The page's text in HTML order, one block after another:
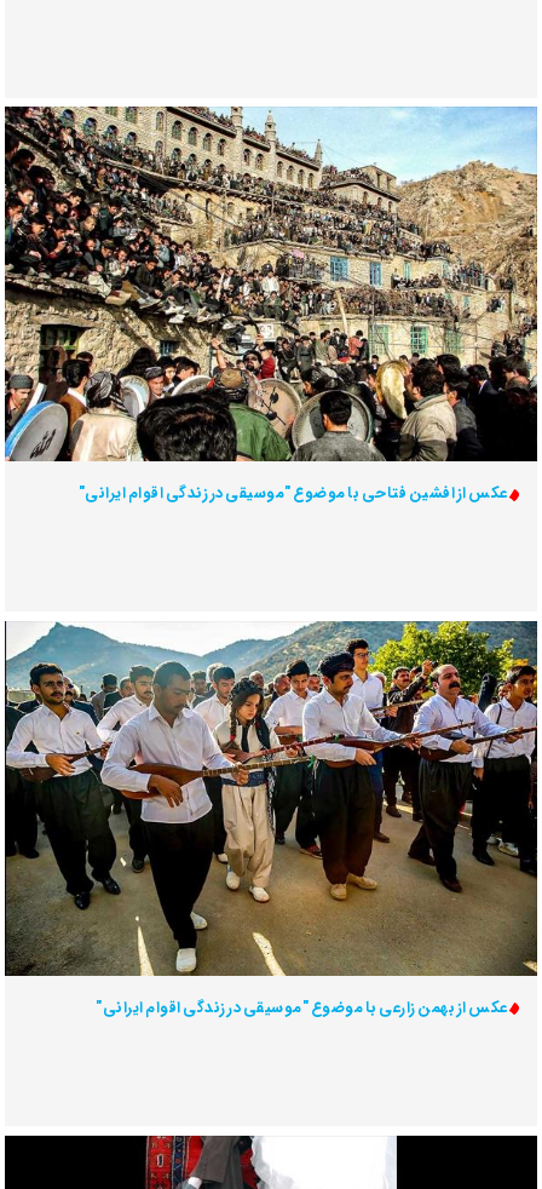
عکس از افشین فتاحی با موضوع "موسیقی در زندگی اقوام ایرانی"
عکس از بهمن زارعی با موضوع "موسیقی در زندگی اقوام ایرانی"